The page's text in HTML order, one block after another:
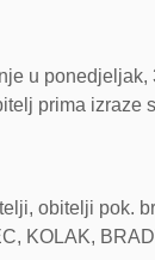
u ponedjeljak,
prima izraze
obitelji pok.
KOLAK,